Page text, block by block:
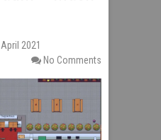
2021
No Comments